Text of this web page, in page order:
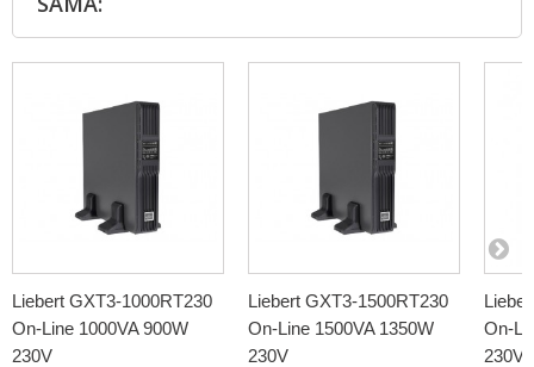
Liebert GXT3-1000RT230
On-Line 1000VA 900W
230V
Liebert GXT3-1500RT230
On-Line 1500VA 1350W
230V
On-
230V